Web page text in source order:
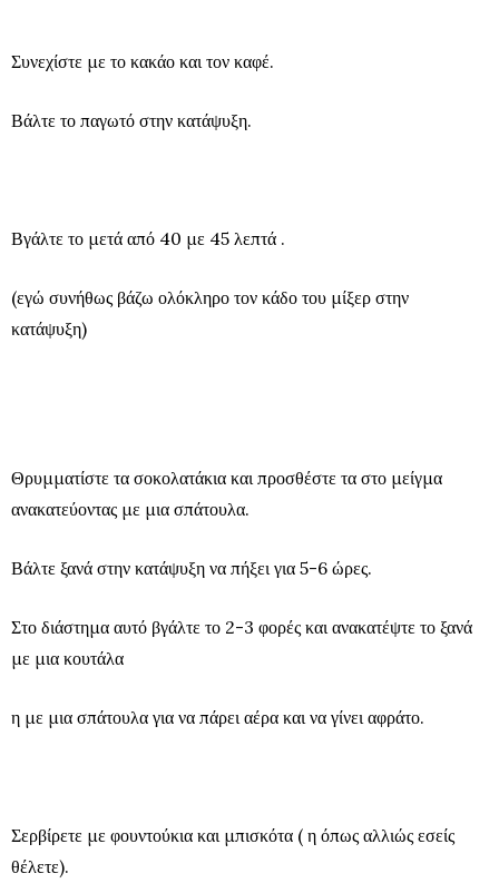
Συνεχίστε με το κακάο και τον καφέ.
Βάλτε το παγωτό στην κατάψυξη.
Βγάλτε το μετά από 40 με 45 λεπτά .
(εγώ συνήθως βάζω ολόκληρο τον κάδο του μίξερ στην
κατάψυξη)
Θρυμματίστε τα σοκολατάκια και προσθέστε τα στο μείγμα
ανακατεύοντας με μια σπάτουλα.
Βάλτε ξανά στην κατάψυξη να πήξει για 5-6 ώρες.
Στο διάστημα αυτό βγάλτε το 2-3 φορές και ανακατέψτε το ξανά
με μια κουτάλα
η με μια σπάτουλα για να πάρει αέρα και να γίνει αφράτο.
Σερβίρετε με φουντούκια και μπισκότα ( η όπως αλλιώς εσείς
θέλετε).